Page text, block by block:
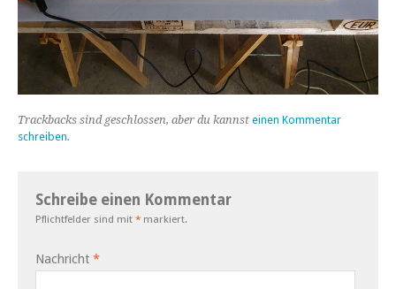
Trackbacks sind geschlossen, aber du kannst einen Kommentar
schreiben.
Schreibe einen Kommentar
Pflichtfelder sind mit * markiert.
Nachricht *